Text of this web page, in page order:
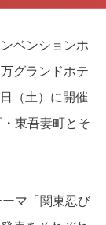
ベンションホ
グランドホテ
（土）に開催
東吾妻町とそ
マ「関東忍び